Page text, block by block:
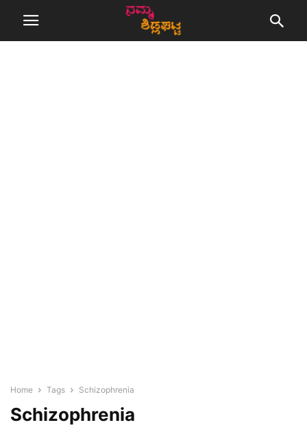
Home Tags Schizophrenia
Schizophrenia